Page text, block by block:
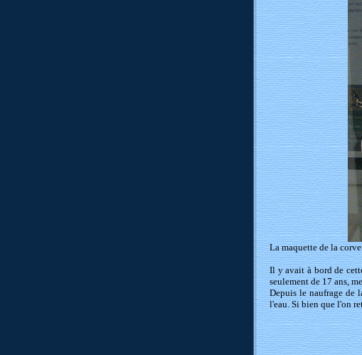
La maquette de la
Il y avait à bord de
seulement de 17 ans,
Depuis le naufrage de
l'eau. Si bien que l'on